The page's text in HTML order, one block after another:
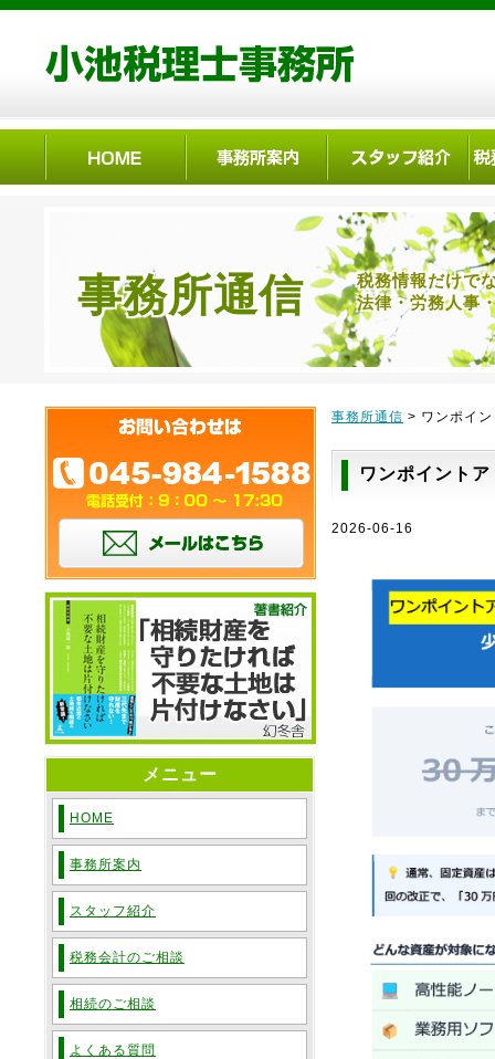
事務所通信
税務情報だけで
法律・労務人事
事務所通信 > ワンポイ
ワンポイント
2026-06-16
メニュー
HOME
事務所案内
スタッフ紹介
税務会計のご相談
相続のご相談
よくある質問